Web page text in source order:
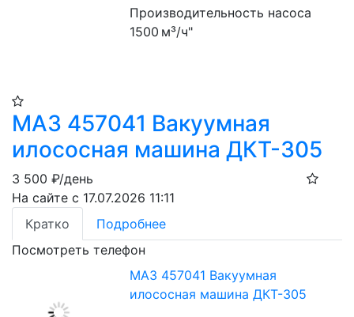
Производительность насоса
1500 м³/ч"
МАЗ 457041 Вакуумная
илососная машина ДКТ-305
3 500 ₽/день
На сайте с 17.07.2026 11:11
Кратко
Подробнее
Посмотреть телефон
МАЗ 457041 Вакуумная
илососная машина ДКТ-305